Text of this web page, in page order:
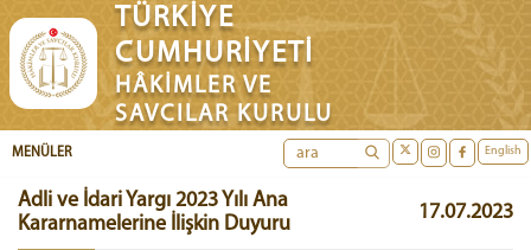
TÜRKİYE
CUMHURİYETİ
HÂKİMLER VE
SAVCILAR KURULU
English
MENÜLER
Adli ve İdari Yargı 2023 Yılı Ana
Kararnamelerine İlişkin Duyuru
17.07.2023